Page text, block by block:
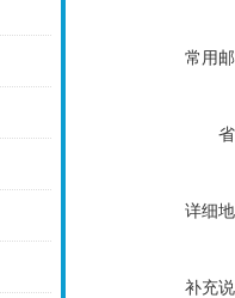
常用
详细
补充